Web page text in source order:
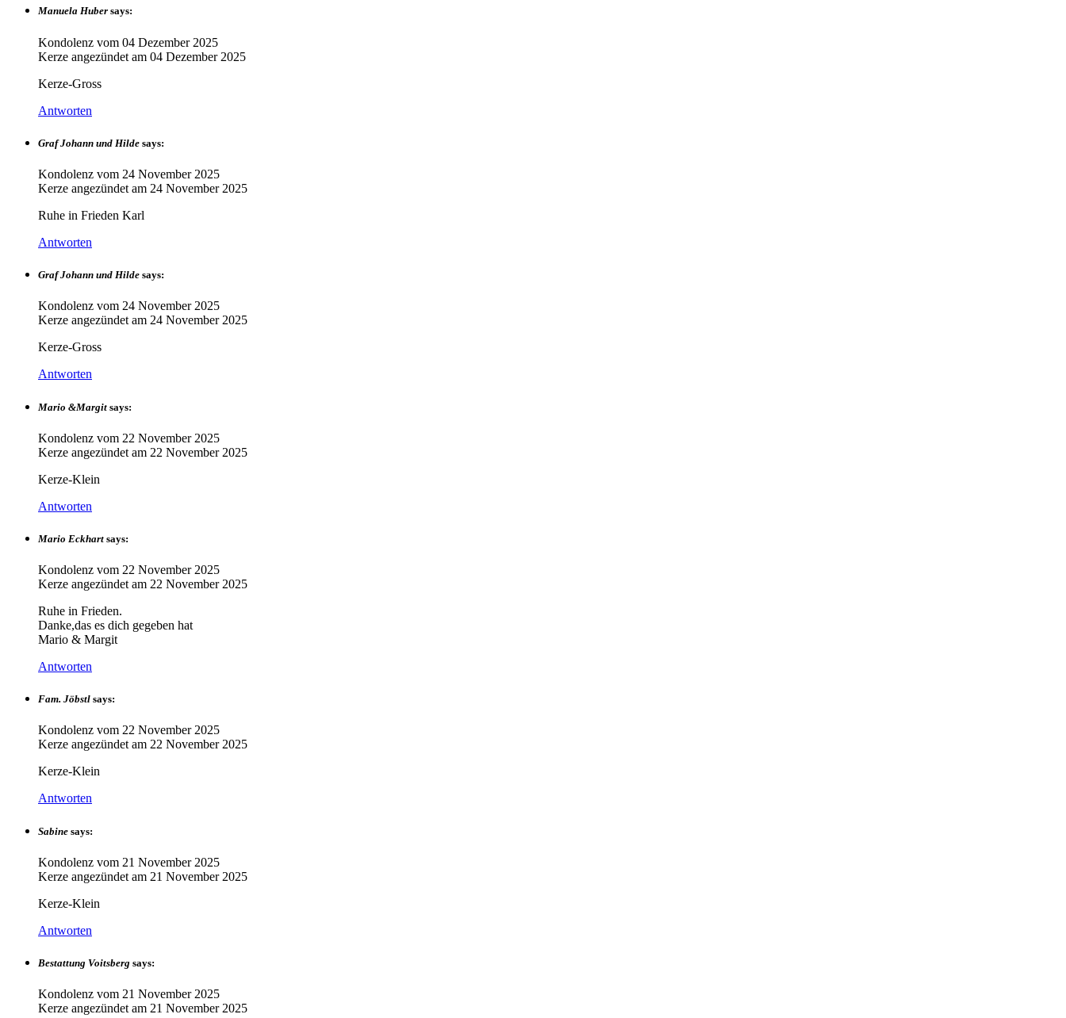
Manuela Huber says:
Kondolenz vom 04 Dezember 2025
Kerze angezündet am 04 Dezember 2025
Kerze-Gross
Antworten
Graf Johann und Hilde says:
Kondolenz vom 24 November 2025
Kerze angezündet am 24 November 2025
Ruhe in Frieden Karl
Antworten
Graf Johann und Hilde says:
Kondolenz vom 24 November 2025
Kerze angezündet am 24 November 2025
Kerze-Gross
Antworten
Mario &Margit says:
Kondolenz vom 22 November 2025
Kerze angezündet am 22 November 2025
Kerze-Klein
Antworten
Mario Eckhart says:
Kondolenz vom 22 November 2025
Kerze angezündet am 22 November 2025
Ruhe in Frieden.
Danke,das es dich gegeben hat
Mario & Margit
Antworten
Fam. Jöbstl says:
Kondolenz vom 22 November 2025
Kerze angezündet am 22 November 2025
Kerze-Klein
Antworten
Sabine says:
Kondolenz vom 21 November 2025
Kerze angezündet am 21 November 2025
Kerze-Klein
Antworten
Bestattung Voitsberg says:
Kondolenz vom 21 November 2025
Kerze angezündet am 21 November 2025